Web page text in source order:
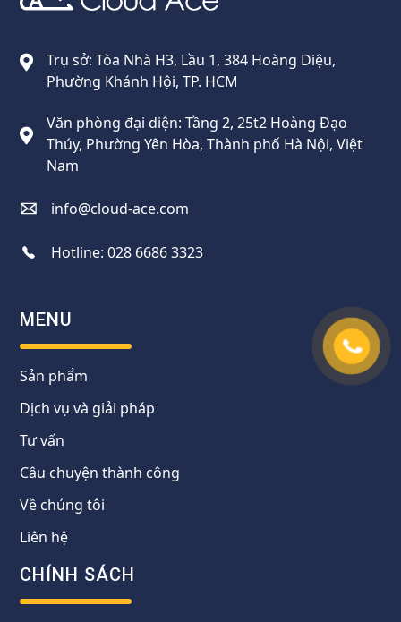
Trụ sở: Tòa Nhà H3, Lầu 1, 384 Hoàng Diệu,
Phường Khánh Hội, TP. HCM
Văn phòng đại diện: Tầng 2, 25t2 Hoàng Đạo
Thúy, Phường Yên Hòa, Thành phố Hà Nội, Việt
Nam
info@cloud-ace.com
Hotline:028 6686 3323
MENU
Sản phẩm
Dịch vụ và giải pháp
Tư vấn
Câu chuyện thành công
Về chúng tôi
Liên hệ
CHÍNH SÁCH